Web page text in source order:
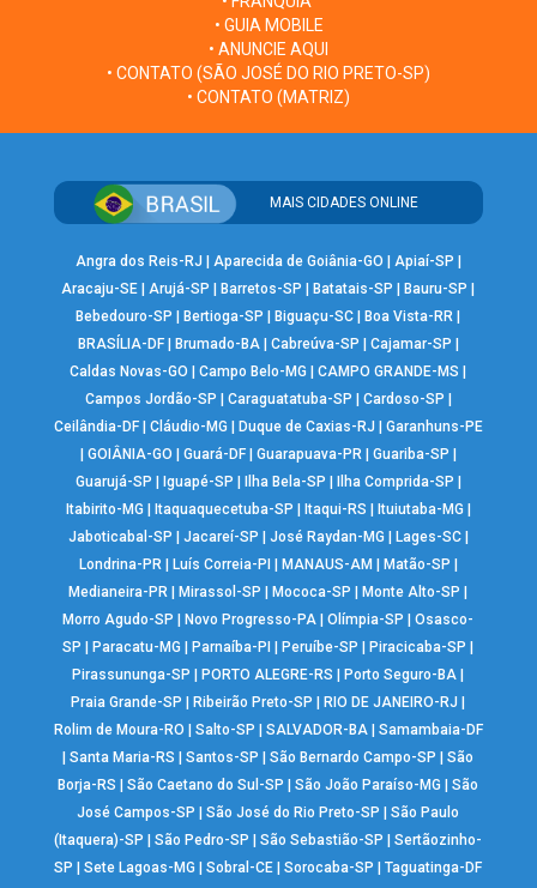
• GUIA MOBILE
• ANUNCIE AQUI
• CONTATO (SÃO JOSÉ DO RIO PRETO-SP)
• CONTATO (MATRIZ)
MAIS CIDADES ONLINE
Angra dos Reis-RJ | Aparecida de Goiânia-GO | Apiaí-SP |
Aracaju-SE | Arujá-SP |Barretos-SP |Batatais-SP |Bauru-SP |
Bebedouro-SP |Bertioga-SP |Biguaçu-SC |Boa Vista-RR |
BRASÍLIA-DF| Brumado-BA| Cabreúva-SP | Cajamar-SP |
Caldas Novas-GO |Campo Belo-MG |CAMPO GRANDE-MS |
Campos Jordão-SP | Caraguatatuba-SP | Cardoso-SP |
Ceilândia-DF| Cláudio-MG | Duque de Caxias-RJ | Garanhuns-PE
| GOIÂNIA-GO | Guará-DF| Guarapuava-PR | Guariba-SP |
Guarujá-SP | Iguapé-SP | Ilha Bela-SP | Ilha Comprida-SP |
Itabirito-MG | Itaquaquecetuba-SP | Itaqui-RS | Ituiutaba-MG |
Jaboticabal-SP | Jacareí-SP | José Raydan-MG | Lages-SC|
Londrina-PR | Luís Correia-PI | MANAUS-AM | Matão-SP |
Medianeira-PR |Mirassol-SP |Mococa-SP |Monte Alto-SP |
Morro Agudo-SP |Novo Progresso-PA |Olímpia-SP |Osasco-
SP |Paracatu-MG |Parnaíba-PI |Peruíbe-SP |Piracicaba-SP |
Pirassununga-SP |PORTO ALEGRE-RS |Porto Seguro-BA |
Praia Grande-SP |Ribeirão Preto-SP |RIO DE JANEIRO-RJ |
Rolim de Moura-RO | Salto-SP | SALVADOR-BA| Samambaia-DF
|Santa Maria-RS |Santos-SP |São Bernardo Campo-SP |São
Borja-RS |São Caetano do Sul-SP |São João Paraíso-MG |São
José Campos-SP |São José do Rio Preto-SP |São Paulo
(Itaquera)-SP |São Pedro-SP |São Sebastião-SP |Sertãozinho-
SP |Sete Lagoas-MG |Sobral-CE |Sorocaba-SP |Taguatinga-DF